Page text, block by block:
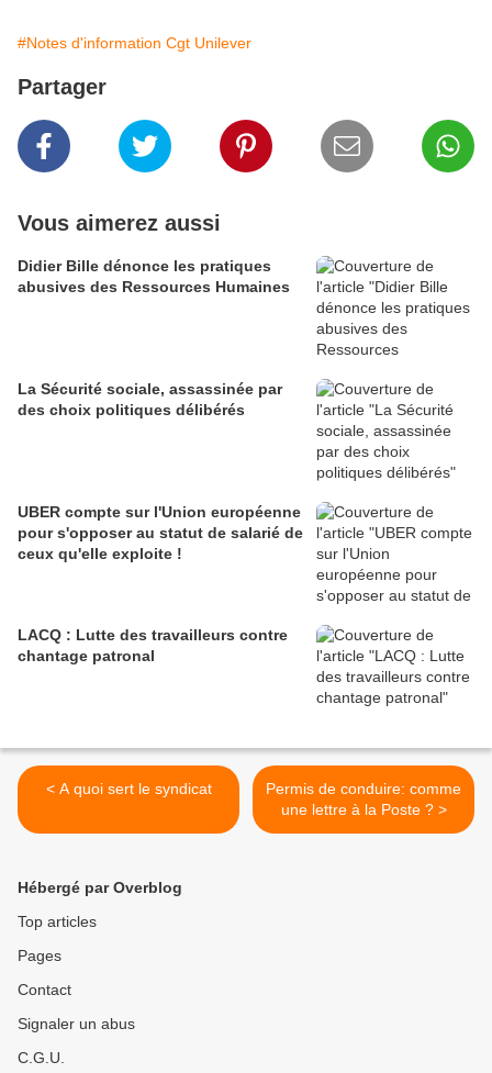
#Notes d'information Cgt Unilever
Partager
Vous aimerez aussi
Didier Bille dénonce les pratiques
abusives des Ressources Humaines
La Sécurité sociale, assassinée par
des choix politiques délibérés
UBER compte sur l'Union européenne
pour s'opposer au statut de salarié de
ceux qu'elle exploite !
LACQ : Lutte des travailleurs contre
chantage patronal
< A quoi sert le syndicat
Permis de conduire: comme
une lettre à la Poste ? >
Hébergé par Overblog
Top articles
Pages
Contact
Signaler un abus
C.G.U.